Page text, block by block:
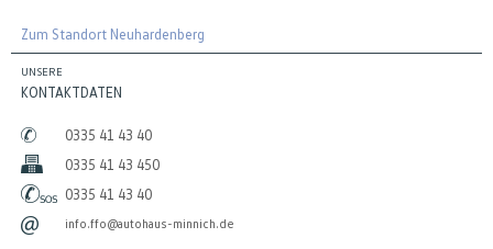
Zum Standort Neuhardenberg
UNSERE
KONTAKTDATEN
0335 41 43 40
0335 41 43 450
0335 41 43 40
info.ffo@autohaus-minnich.de